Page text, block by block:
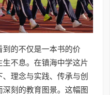
的不仅是一本书的价
不息。在镇海中学这片
理念与实践、传承与创
刻的教育图景。这幅图